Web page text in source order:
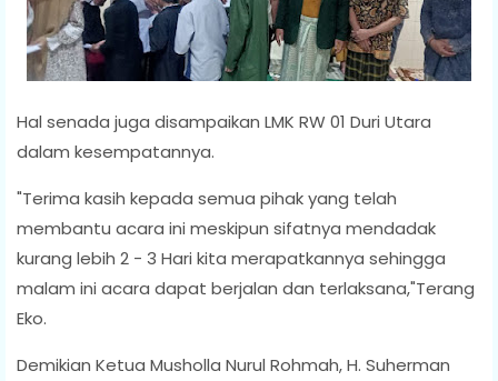
Hal senada juga disampaikan LMK RW 01 Duri Utara
dalam kesempatannya.
"Terima kasih kepada semua pihak yang telah
membantu acara ini meskipun sifatnya mendadak
kurang lebih 2 - 3 Hari kita merapatkannya sehingga
malam ini acara dapat berjalan dan terlaksana,"Terang
Eko.
Demikian Ketua Musholla Nurul Rohmah, H. Suherman